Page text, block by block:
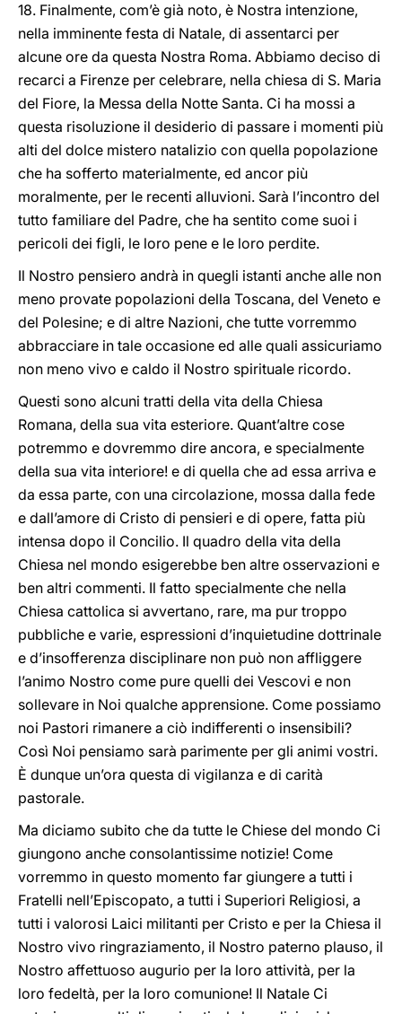
18. Finalmente, com’è già noto, è Nostra intenzione,
nella imminente festa di Natale, di assentarci per
alcune ore da questa Nostra Roma. Abbiamo deciso di
recarci a Firenze per celebrare, nella chiesa di S. Maria
del Fiore, la Messa della Notte Santa. Ci ha mossi a
questa risoluzione il desiderio di passare i momenti più
alti del dolce mistero natalizio con quella popolazione
che ha sofferto materialmente, ed ancor più
moralmente, per le recenti alluvioni. Sarà l’incontro del
tutto familiare del Padre, che ha sentito come suoi i
pericoli dei figli, le loro pene e le loro perdite.
Il Nostro pensiero andrà in quegli istanti anche alle non
meno provate popolazioni della Toscana, del Veneto e
del Polesine; e di altre Nazioni, che tutte vorremmo
abbracciare in tale occasione ed alle quali assicuriamo
non meno vivo e caldo il Nostro spirituale ricordo.
Questi sono alcuni tratti della vita della Chiesa
Romana, della sua vita esteriore. Quant’altre cose
potremmo e dovremmo dire ancora, e specialmente
della sua vita interiore! e di quella che ad essa arriva e
da essa parte, con una circolazione, mossa dalla fede
e dall’amore di Cristo di pensieri e di opere, fatta più
intensa dopo il Concilio. Il quadro della vita della
Chiesa nel mondo esigerebbe ben altre osservazioni e
ben altri commenti. Il fatto specialmente che nella
Chiesa cattolica si avvertano, rare, ma pur troppo
pubbliche e varie, espressioni d’inquietudine dottrinale
e d’insofferenza disciplinare non può non affliggere
l’animo Nostro come pure quelli dei Vescovi e non
sollevare in Noi qualche apprensione. Come possiamo
noi Pastori rimanere a ciò indifferenti o insensibili?
Così Noi pensiamo sarà parimente per gli animi vostri.
È dunque un’ora questa di vigilanza e di carità
pastorale.
Ma diciamo subito che da tutte le Chiese del mondo Ci
giungono anche consolantissime notizie! Come
vorremmo in questo momento far giungere a tutti i
Fratelli nell’Episcopato, a tutti i Superiori Religiosi, a
tutti i valorosi Laici militanti per Cristo e per la Chiesa il
Nostro vivo ringraziamento, il Nostro paterno plauso, il
Nostro affettuoso augurio per la loro attività, per la
loro fedeltà, per la loro comunione! Il Natale Ci